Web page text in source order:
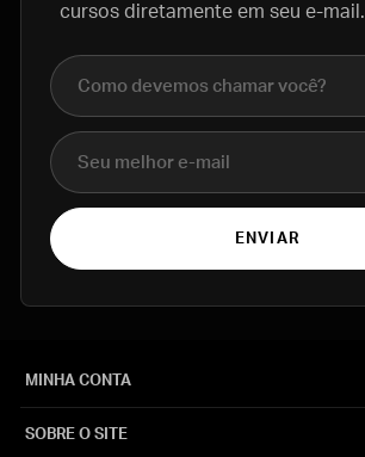
cursos diretamente em seu e-mail.
Nome completo
E-mail
ENVIAR
MINHA CONTA
SOBRE O SITE